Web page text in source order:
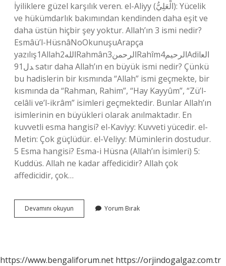
İyiliklere güzel karşılık veren. el-Aliyy (الْعَلِيُّ): Yücelik
ve hükümdarlık bakımından kendinden daha eşit ve
daha üstün hiçbir şey yoktur. Allah’ın 3 ismi nedir?
Esmâü’l-HüsnâNoOkunuşuArapça
yazılış1Allahالله2Rahmânالرحمن3Rahîmالرحيم4Adilالع
دل91 satır daha Allah’ın en büyük ismi nedir? Çünkü
bu hadislerin bir kısmında “Allah” ismi geçmekte, bir
kısmında da “Rahman, Rahim”, “Hay Kayyûm”, “Zü’l-
celâli ve’l-ikrâm” isimleri geçmektedir. Bunlar Allah’ın
isimlerinin en büyükleri olarak anılmaktadır. En
kuvvetli esma hangisi? el-Kaviyy: Kuvveti yücedir. el-
Metin: Çok güçlüdür. el-Veliyy: Müminlerin dostudur.
5 Esma hangisi? Esma-i Hüsna (Allah’ın İsimleri) 5:
Kuddüs. Allah ne kadar affedicidir? Allah çok
affedicidir, çok…
Devamını okuyun
Affeden
Yorum Bırak
https://www.bengaliforum.net https://orjindogalgaz.com.tr